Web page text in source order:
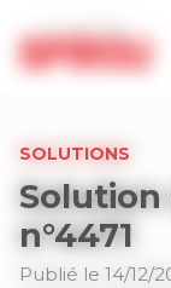
SOLUTIONS
Solution
n°4471
Publié le 14/12/